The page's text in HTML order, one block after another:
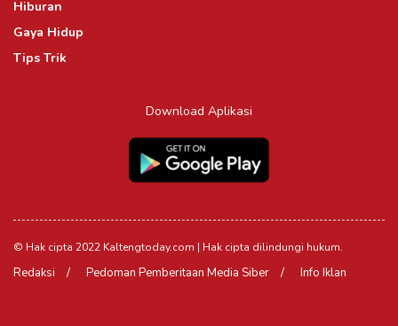
Hiburan
Gaya Hidup
Tips Trik
Download Aplikasi
© Hak cipta 2022 Kaltengtoday.com | Hak cipta dilindungi hukum.
Redaksi Pedoman Pemberitaan Media Siber Info Iklan